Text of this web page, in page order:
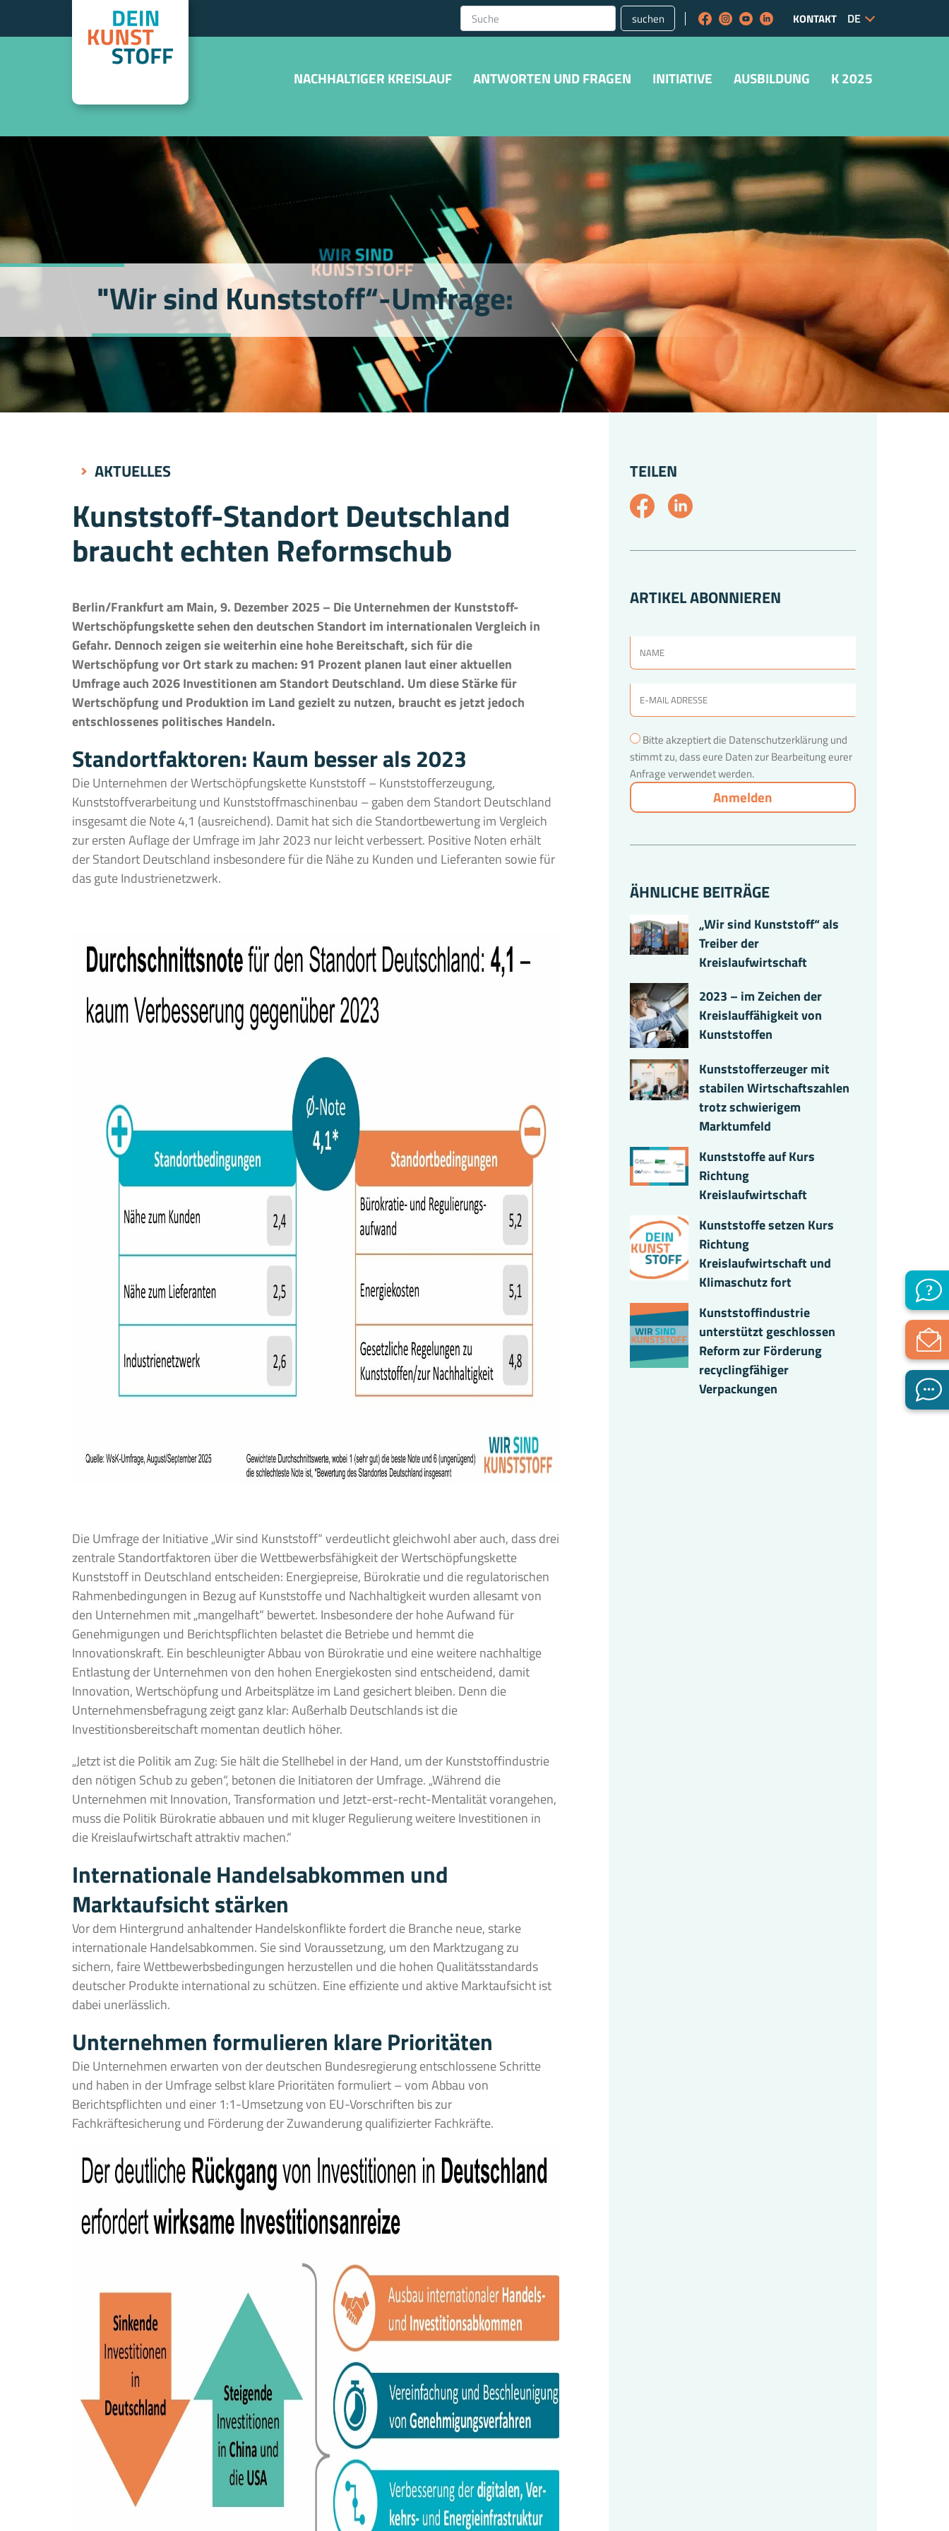
suchen KONTAKT
NACHHALTIGER KREISLAUF ANTWORTEN UND FRAGEN INITIATIVE AUSBILDUNG K 2025
"Wir sind Kunststoff“-Umfrage:
AKTUELLES
Kunststoff-Standort Deutschland
braucht echten Reformschub
Berlin/Frankfurt am Main, 9. Dezember 2025 – Die Unternehmen der Kunststoff-
Wertschöpfungskette sehen den deutschen Standort im internationalen Vergleich in
Gefahr. Dennoch zeigen sie weiterhin eine hohe Bereitschaft, sich für die
Wertschöpfung vor Ort stark zu machen: 91 Prozent planen laut einer aktuellen
Umfrage auch 2026 Investitionen am Standort Deutschland. Um diese Stärke für
Wertschöpfung und Produktion im Land gezielt zu nutzen, braucht es jetzt jedoch
entschlossenes politisches Handeln.
Standortfaktoren: Kaum besser als 2023
Die Unternehmen der Wertschöpfungskette Kunststoff – Kunststofferzeugung,
Kunststoffverarbeitung und Kunststoffmaschinenbau – gaben dem Standort Deutschland
insgesamt die Note 4,1 (ausreichend). Damit hat sich die Standortbewertung im Vergleich
zur ersten Auflage der Umfrage im Jahr 2023 nur leicht verbessert. Positive Noten erhält
der Standort Deutschland insbesondere für die Nähe zu Kunden und Lieferanten sowie für
das gute Industrienetzwerk.
Die Umfrage der Initiative „Wir sind Kunststoff“ verdeutlicht gleichwohl aber auch, dass drei
zentrale Standortfaktoren über die Wettbewerbsfähigkeit der Wertschöpfungskette
Kunststoff in Deutschland entscheiden: Energiepreise, Bürokratie und die regulatorischen
Rahmenbedingungen in Bezug auf Kunststoffe und Nachhaltigkeit wurden allesamt von
den Unternehmen mit „mangelhaft“ bewertet. Insbesondere der hohe Aufwand für
Genehmigungen und Berichtspflichten belastet die Betriebe und hemmt die
Innovationskraft. Ein beschleunigter Abbau von Bürokratie und eine weitere nachhaltige
Entlastung der Unternehmen von den hohen Energiekosten sind entscheidend, damit
Innovation, Wertschöpfung und Arbeitsplätze im Land gesichert bleiben. Denn die
Unternehmensbefragung zeigt ganz klar: Außerhalb Deutschlands ist die
Investitionsbereitschaft momentan deutlich höher.
„Jetzt ist die Politik am Zug: Sie hält die Stellhebel in der Hand, um der Kunststoffindustrie
den nötigen Schub zu geben“, betonen die Initiatoren der Umfrage. „Während die
Unternehmen mit Innovation, Transformation und Jetzt-erst-recht-Mentalität vorangehen,
muss die Politik Bürokratie abbauen und mit kluger Regulierung weitere Investitionen in
die Kreislaufwirtschaft attraktiv machen.“
Internationale Handelsabkommen und
Marktaufsicht stärken
Vor dem Hintergrund anhaltender Handelskonflikte fordert die Branche neue, starke
internationale Handelsabkommen. Sie sind Voraussetzung, um den Marktzugang zu
sichern, faire Wettbewerbsbedingungen herzustellen und die hohen Qualitätsstandards
deutscher Produkte international zu schützen. Eine effiziente und aktive Marktaufsicht ist
dabei unerlässlich.
Unternehmen formulieren klare Prioritäten
Die Unternehmen erwarten von der deutschen Bundesregierung entschlossene Schritte
und haben in der Umfrage selbst klare Prioritäten formuliert – vom Abbau von
Berichtspflichten und einer 1:1-Umsetzung von EU-Vorschriften bis zur
Fachkräftesicherung und Förderung der Zuwanderung qualifizierter Fachkräfte.
TEILEN
ARTIKEL ABONNIEREN
Bitte akzeptiert die Datenschutzerklärung und
stimmt zu, dass eure Daten zur Bearbeitung eurer
Anfrage verwendet werden.
ÄHNLICHE BEITRÄGE
„Wir sind Kunststoff“ als
Treiber der
Kreislaufwirtschaft
2023 – im Zeichen der
Kreislauffähigkeit von
Kunststoffen
Kunststofferzeuger mit
stabilen Wirtschaftszahlen
trotz schwierigem
Marktumfeld
Kunststoffe auf Kurs
Richtung
Kreislaufwirtschaft
Kunststoffe setzen Kurs
Richtung
Kreislaufwirtschaft und
Klimaschutz fort
Kunststoffindustrie
unterstützt geschlossen
Reform zur Förderung
recyclingfähiger
Verpackungen